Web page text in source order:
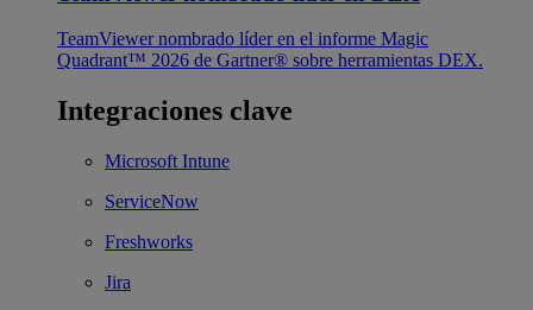
TeamViewer nombrado líder en el informe Magic
Quadrant™ 2026 de Gartner® sobre herramientas DEX.
Integraciones clave
Microsoft Intune
ServiceNow
Freshworks
Jira